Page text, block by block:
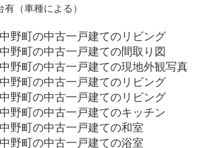
（車種による）